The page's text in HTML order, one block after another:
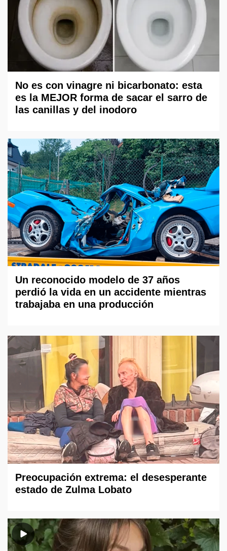
No es con vinagre ni bicarbonato: esta
es la MEJOR forma de sacar el sarro de
las canillas y del inodoro
Un reconocido modelo de 37 años
perdió la vida en un accidente mientras
trabajaba en una producción
Preocupación extrema: el desesperante
estado de Zulma Lobato